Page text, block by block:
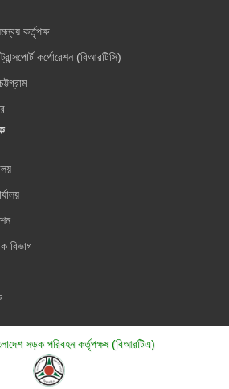
কর্তৃপক্ষ
কর্পোরেশন (বিআরটিসি)
বিভাগ
সড়ক পরিবহন কর্তৃপক্ষ (বিআরটিএ)